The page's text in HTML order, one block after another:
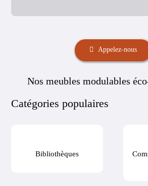
Appelez-nous
Nos meubles modulables
Catégories populaires
Bibliothèques